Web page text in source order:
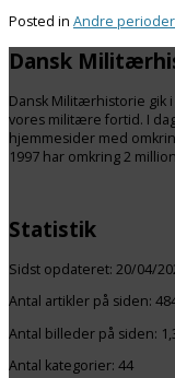
Posted in Andre perioder
Dansk
Dansk Militærhistorie gik
vores militære fortid. I
hjemmesider med
1997 har omkring 2
Statistik
Sidst opdateret: 20/04/
Antal artikler på siden:
Antal billeder på siden:
Antal kategorier: 44